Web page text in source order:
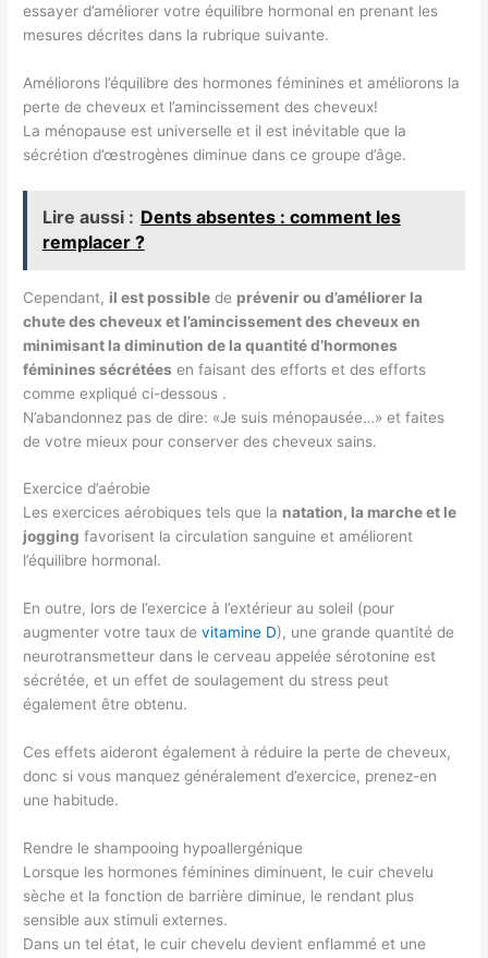
essayer d’améliorer votre équilibre hormonal en prenant les
mesures décrites dans la rubrique suivante.
Améliorons l’équilibre des hormones féminines et améliorons la
perte de cheveux et l’amincissement des cheveux!
La ménopause est universelle et il est inévitable que la
sécrétion d’œstrogènes diminue dans ce groupe d’âge.
Lire aussi : Dents absentes : comment les
remplacer ?
Cependant, il est possible de prévenir ou d’améliorer la
chute des cheveux et l’amincissement des cheveux en
minimisant la diminution de la quantité d’hormones
féminines sécrétées en faisant des efforts et des efforts
comme expliqué ci-dessous .
N’abandonnez pas de dire: «Je suis ménopausée…» et faites
de votre mieux pour conserver des cheveux sains.
Exercice d’aérobie
Les exercices aérobiques tels que la natation, la marche et le
jogging favorisent la circulation sanguine et améliorent
l’équilibre hormonal.
En outre, lors de l’exercice à l’extérieur au soleil (pour
augmenter votre taux de vitamine D), une grande quantité de
neurotransmetteur dans le cerveau appelée sérotonine est
sécrétée, et un effet de soulagement du stress peut
également être obtenu.
Ces effets aideront également à réduire la perte de cheveux,
donc si vous manquez généralement d’exercice, prenez-en
une habitude.
Rendre le shampooing hypoallergénique
Lorsque les hormones féminines diminuent, le cuir chevelu
sèche et la fonction de barrière diminue, le rendant plus
sensible aux stimuli externes.
Dans un tel état, le cuir chevelu devient enflammé et une